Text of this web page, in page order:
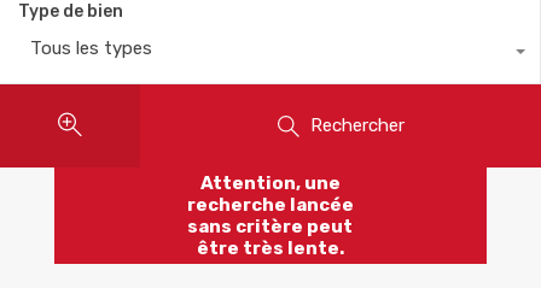
Type de bien
Tous les types
Rechercher
Attention, une
recherche lancée
sans critère peut
être très lente.